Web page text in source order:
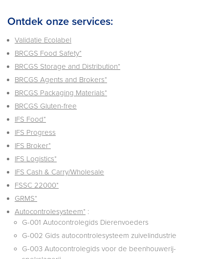
Ontdek onze services:
Validatie Ecolabel
BRCGS Food Safety*
BRCGS Storage and Distribution*
BRCGS Agents and Brokers*
BRCGS Packaging Materials*
BRCGS Gluten-free
IFS Food*
IFS Progress
IFS Broker*
IFS Logistics*
IFS Cash & Carry/Wholesale
FSSC 22000*
GRMS*
Autocontrolesysteem* :
G-001 Autocontrolegids Dierenvoeders
G-002 Gids autocontrolesysteem zuivelindustrie
G-003 Autocontrolegids voor de beenhouwerij-